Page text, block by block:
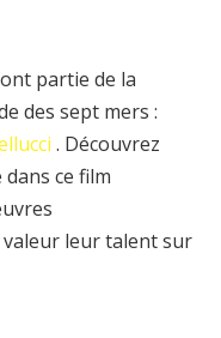
partie de la
des sept mers :
. Découvrez
ce film
leur talent sur